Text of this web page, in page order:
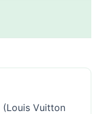
(Louis Vuitton